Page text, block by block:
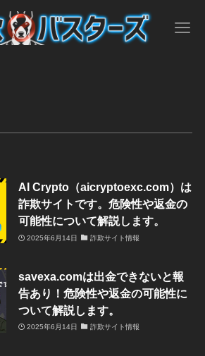
AI Crypto（aicryptoexc.com）は
詐欺サイトです。危険性や返金の
可能性について解説します。
2025年6月14日 詐欺サイト情報
savexa.comは出金できないと報
告あり！危険性や返金の可能性に
ついて解説します。
2025年6月14日 詐欺サイト情報